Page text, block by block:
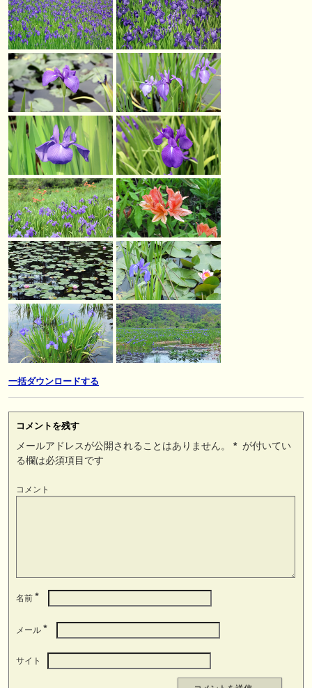
一括ダウンロードする
コメントを残す
メールアドレスが公開されることはありません。 * が付いてい
る欄は必須項目です
コメント
名前*
メール*
サイト